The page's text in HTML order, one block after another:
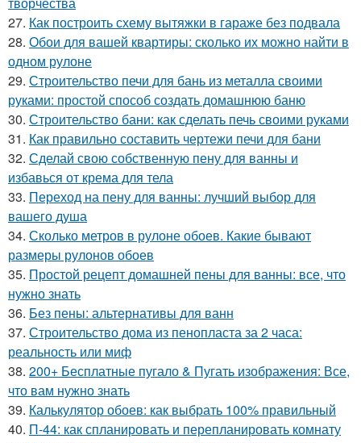
27. Как построить схему вытяжки в гараже без подвала
28. Обои для вашей квартиры: сколько их можно найти в
одном рулоне
29. Строительство печи для бань из металла своими
руками: простой способ создать домашнюю баню
30. Строительство бани: как сделать печь своими руками
31. Как правильно составить чертежи печи для бани
32. Сделай свою собственную пену для ванны и
избавься от крема для тела
33. Переход на пену для ванны: лучший выбор для
вашего душа
34. Сколько метров в рулоне обоев. Какие бывают
размеры рулонов обоев
35. Простой рецепт домашней пены для ванны: все, что
нужно знать
36. Без пены: альтернативы для ванн
37. Строительство дома из пенопласта за 2 часа:
реальность или миф
38. 200+ Бесплатные пугало & Пугать изображения: Все,
что вам нужно знать
39. Калькулятор обоев: как выбрать 100% правильный
40. П-44: как спланировать и перепланировать комнату